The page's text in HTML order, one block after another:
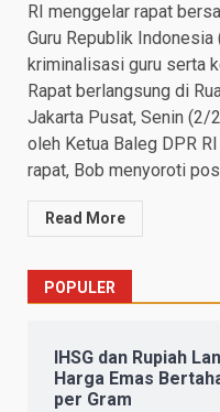
RI menggelar rapat
Guru Republik
kriminalisasi guru serta
Rapat berlangsung di
Jakarta Pusat, Senin
oleh Ketua Baleg DPR
rapat, Bob menyoroti
Read More
POPULER
IHSG dan Rupiah
Harga Emas
per Gram